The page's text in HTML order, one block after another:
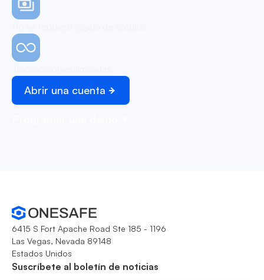
Abrir una cuenta
6415 S Fort Apache Road Ste 185 - 1196
Las Vegas, Nevada 89148
Estados Unidos
Suscríbete al boletín de noticias